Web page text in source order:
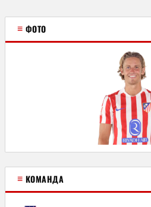
≡ ФОТО
≡ КОМАНДА